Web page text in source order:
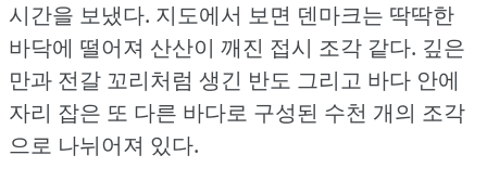
시간을 보냈다. 지도에서 보면 덴마크는 딱딱한
바닥에 떨어져 산산이 깨진 접시 조각 같다. 깊은
만과 전갈 꼬리처럼 생긴 반도 그리고 바다 안에
자리 잡은 또 다른 바다로 구성된 수천 개의 조각
으로 나뉘어져 있다.